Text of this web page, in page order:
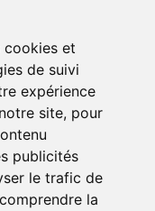
cookies et
de suivi
expérience
site, pour
publicités
le trafic de
la